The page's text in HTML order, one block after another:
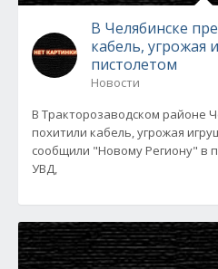
В Челябинске
кабель, угрожая
пистолетом
Новости
В Тракторозаводском районе
похитили кабель, угрожая
сообщили "Новому Региону" в
УВД,